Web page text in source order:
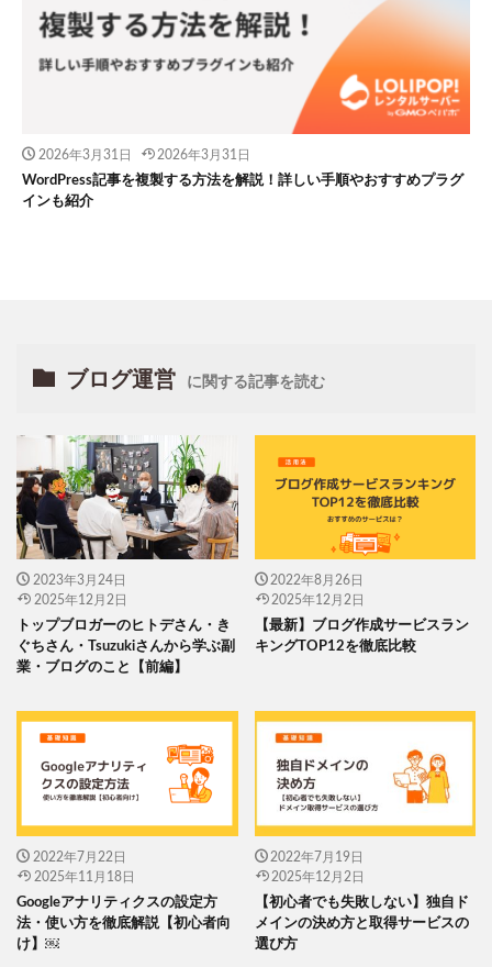
2026年3月31日 2026年3月31日
WordPress記事を複製する方法を解説！詳しい手順やおすすめプラグ
インも紹介
ブログ運営 に関する記事を読む
2023年3月24日
2025年12月2日
トップブロガーのヒトデさん・き
ぐちさん・Tsuzukiさんから学ぶ副
業・ブログのこと【前編】
2022年8月26日
2025年12月2日
【最新】ブログ作成サービスラン
キングTOP12を徹底比較
2022年7月22日
2025年11月18日
Googleアナリティクスの設定方
法・使い方を徹底解説【初心者向
け】￼
2022年7月19日
2025年12月2日
【初心者でも失敗しない】独自ド
メインの決め方と取得サービスの
選び方